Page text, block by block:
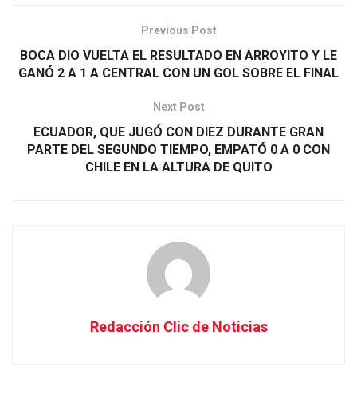
Previous Post
BOCA DIO VUELTA EL RESULTADO EN ARROYITO Y LE
GANÓ 2 A 1 A CENTRAL CON UN GOL SOBRE EL FINAL
Next Post
ECUADOR, QUE JUGÓ CON DIEZ DURANTE GRAN
PARTE DEL SEGUNDO TIEMPO, EMPATÓ 0 A 0 CON
CHILE EN LA ALTURA DE QUITO
Redacción Clic de Noticias